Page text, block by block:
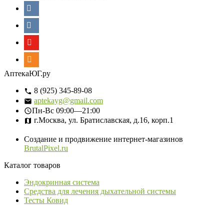
АптекаЮГ.ру
8 (925) 345-89-08
aptekayg@gmail.com
Пн-Вс 09:00—21:00
г.Москва, ул. Братиславская, д.16, корп.1
Создание и продвижение интернет-магазинов
BrutalPixel.ru
Каталог товаров
Эндокринная система
Средства для лечения дыхательной системы
Тесты Ковид